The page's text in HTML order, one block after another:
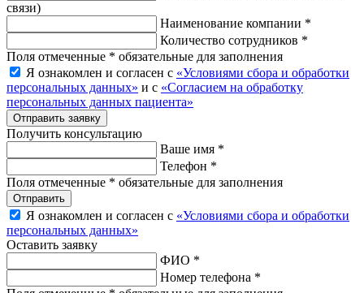
связи)
Наименование компании *
Количество сотрудников *
Поля отмеченные * обязательные для заполнения
Я ознакомлен и согласен с «Условиями сбора и обработки
персональных данных» и с «Согласием на обработку
персональных данных пациента»
Отправить заявку
Получить консультацию
Ваше имя *
Телефон *
Поля отмеченные * обязательные для заполнения
Отправить
Я ознакомлен и согласен с «Условиями сбора и обработки
персональных данных»
Оставить заявку
ФИО *
Номер телефона *